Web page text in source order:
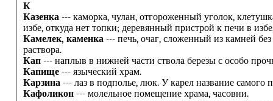
К
Казенка--- каморка, чулан, отгороженный уголок,
избе, откуда нет топки; деревянный пристрой к печи в
Камелек, каменка--- печь, очаг, сложенный из камней
раствора.
Кап--- наплыв в нижней части ствола березы с особо
Капище--- языческий храм.
Карзина--- лаз в подполье, люк. У карел название самого
Кафоликон--- молельное помещение храма, часовни.